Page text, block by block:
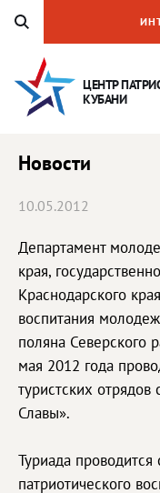
ЦЕНТР
КУБАНИ
Новости
10.05.2012
Департамент
края,
Краснодарского
воспитания
поляна Северского
мая 2012 года
туристских
Славы».
Туриада
патриотического